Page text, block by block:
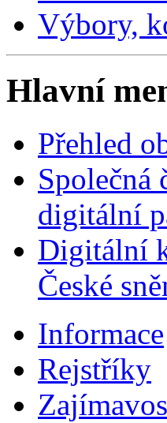
Výbory,
Hlavní
Přehled
Společná
digitální
Digitální
České
Informace
Rejstříky